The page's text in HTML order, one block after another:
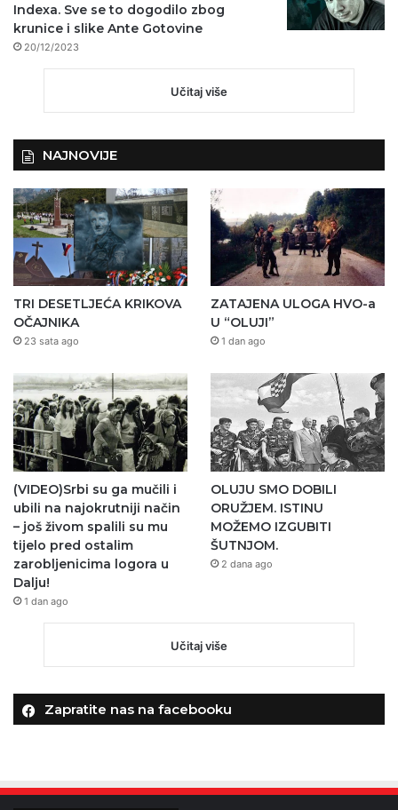
Indexa. Sve se to dogodilo zbog
krunice i slike Ante Gotovine
20/12/2023
Učitaj više
NAJNOVIJE
TRI DESETLJEĆA KRIKOVA
OČAJNIKA
23 sata ago
ZATAJENA ULOGA HVO-a
U “OLUJI”
1 dan ago
(VIDEO)Srbi su ga mučili i
ubili na najokrutniji način
– još živom spalili su mu
tijelo pred ostalim
zarobljenicima logora u
Dalju!
1 dan ago
OLUJU SMO DOBILI
ORUŽJEM. ISTINU
MOŽEMO IZGUBITI
ŠUTNJOM.
2 dana ago
Učitaj više
Zapratite nas na facebooku